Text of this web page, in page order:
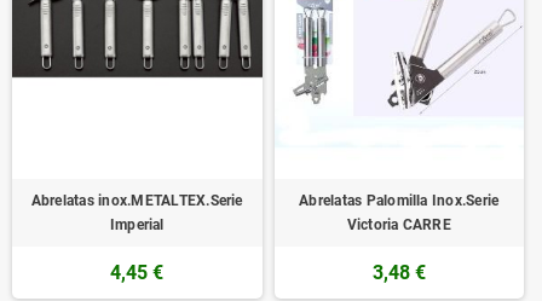
Abrelatas inox.METALTEX.Serie
Imperial
4,45 €
Abrelatas Palomilla Inox.Serie
Victoria CARRE
3,48 €